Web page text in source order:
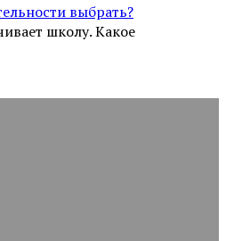
выбрать?
школу. Какое